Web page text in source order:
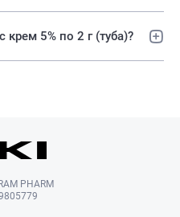
крем 5% по 2 г (туба)?
PHARM